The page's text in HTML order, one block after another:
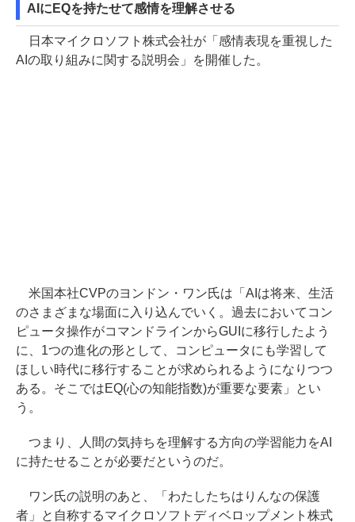
AIにEQを持たせて感情を理解させる
日本マイクロソフト株式会社が「感情表現を重視した
AIの取り組みに関する説明会」を開催した。
米国本社CVPのヨンドン・ワン氏は「AIは将来、生活
のさまざまな場面に入り込んでいく。過去においてコン
ピュータ操作がコマンドラインからGUIに移行したよう
に、1つの進化の形として、コンピュータにも学習して
ほしい時代に移行することが求められるようになりつつ
ある。そこではEQ(心の知能指数)が重要な要素」とい
う。
つまり、人間の気持ちを理解する方向の学習能力をAI
に持たせることが必要だというのだ。
ワン氏の説明のあと、「わたしたちはりんなの保護
者」と自称するマイクロソフトディベロップメント株式